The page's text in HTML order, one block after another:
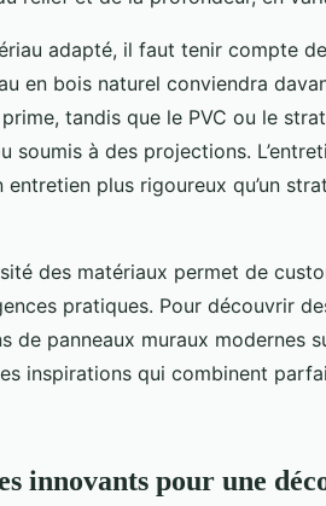
adapté, il faut tenir compte
en bois naturel conviendra
prime, tandis que le PVC ou le
soumis à des projections.
entretien plus rigoureux qu’un
des matériaux permet de
pratiques. Pour découvrir
de panneaux muraux modernes
inspirations qui combinent
innovants pour une